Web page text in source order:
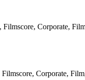
Filmscore, Corporate,
Corporate,